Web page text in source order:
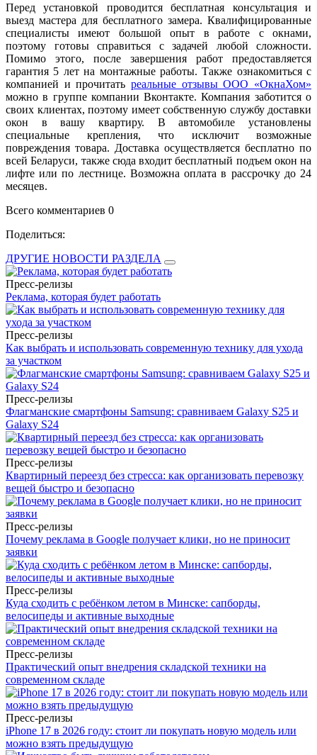
Перед установкой проводится бесплатная консультация и
выезд мастера для бесплатного замера. Квалифицированные
специалисты имеют большой опыт в работе с окнами,
поэтому готовы справиться с задачей любой сложности.
Помимо этого, после завершения работ предоставляется
гарантия 5 лет на монтажные работы. Также ознакомиться с
компанией и прочитать реальные отзывы ООО «ОкнаХом»
можно в группе компании Вконтакте. Компания заботится о
своих клиентах, поэтому имеет собственную службу доставки
окон в вашу квартиру. В автомобиле установлены
специальные крепления, что исключит возможные
повреждения товара. Доставка осуществляется бесплатно по
всей Беларуси, также сюда входит бесплатный подъем окон на
лифте или по лестнице. Возможна оплата в рассрочку до 24
месяцев.
Всего комментариев 0
Поделиться:
ДРУГИЕ НОВОСТИ РАЗДЕЛА
Пресс-релизы
Реклама, которая будет работать
Пресс-релизы
Как выбрать и использовать современную технику для ухода
за участком
Пресс-релизы
Флагманские смартфоны Samsung: сравниваем Galaxy S25 и
Galaxy S24
Пресс-релизы
Квартирный переезд без стресса: как организовать перевозку
вещей быстро и безопасно
Пресс-релизы
Почему реклама в Google получает клики, но не приносит
заявки
Пресс-релизы
Куда сходить с ребёнком летом в Минске: сапборды,
велосипеды и активные выходные
Пресс-релизы
Практический опыт внедрения складской техники на
современном складе
Пресс-релизы
iPhone 17 в 2026 году: стоит ли покупать новую модель или
можно взять предыдущую